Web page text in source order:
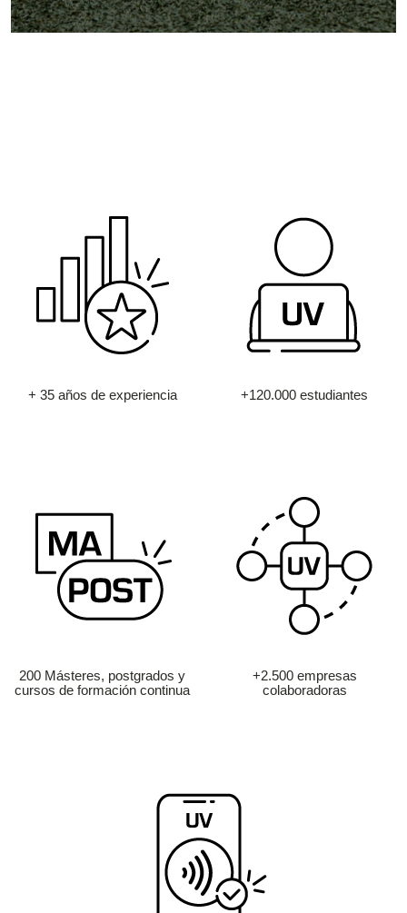
+ 35 años de experiencia +120.000 estudiantes
200 Másteres, postgrados y
cursos de formación continua
+2.500 empresas
colaboradoras